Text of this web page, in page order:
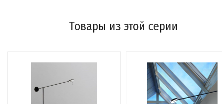
Товары из этой серии